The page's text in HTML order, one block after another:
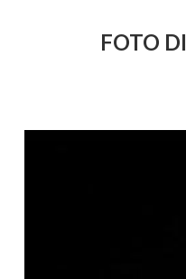
FOTO